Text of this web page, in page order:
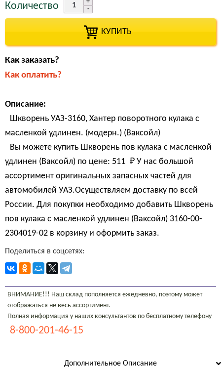
Количество
КУПИТЬ
Как заказать?
Как оплатить?
Описание:
Шкворень УАЗ-3160, Хантер поворотного кулака с
масленкой удлинен. (модерн.) (Ваксойл)
Вы можете купить Шкворень пов кулака с масленкой
удлинен (Ваксойл) по цене: 511 ₽ У нас большой
ассортимент оригинальных запасных частей для
автомобилей УАЗ.Осуществляем доставку по всей
России. Для покупки необходимо добавить Шкворень
пов кулака с масленкой удлинен (Ваксойл) 3160-00-
2304019-02 в корзину и оформить заказ.
Поделиться в соцсетях:
ВНИМАНИЕ!!! Наш склад пополняется ежедневно, поэтому может
отображаться не весь ассортимент.
Полная информация у наших консультантов по бесплатному телефону
8-800-201-46-15
Дополнительное Описание